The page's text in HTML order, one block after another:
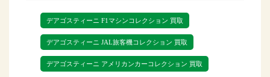
デアゴスティーニ F1マシンコレクション 買取
デアゴスティーニ JAL旅客機コレクション 買取
デアゴスティーニ アメリカンカーコレクション 買取